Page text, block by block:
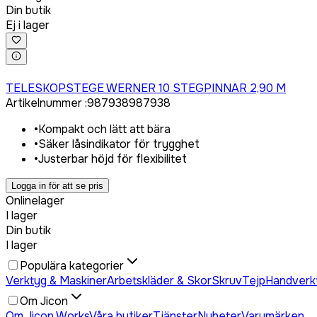
Din butik
Ej i lager
TELESKOPSTEGE WERNER 10 STEGPINNAR 2,90 M
Artikelnummer:987938987938
•Kompakt och lätt att bära
•Säker låsindikator för trygghet
•Justerbar höjd för flexibilitet
Logga in för att se pris
Onlinelager
I lager
Din butik
I lager
Populära kategorier
Verktyg & MaskinerArbetskläder & SkorSkruvTejp
Om Jicon